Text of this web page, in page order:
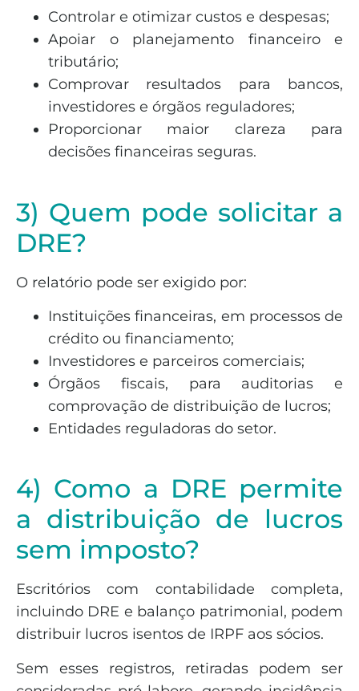
Controlar e otimizar custos e despesas;
Apoiar o planejamento financeiro e
tributário;
Comprovar resultados para bancos,
investidores e órgãos reguladores;
Proporcionar maior clareza para
decisões financeiras seguras.
3) Quem pode solicitar a
DRE?
O relatório pode ser exigido por:
Instituições financeiras, em processos de
crédito ou financiamento;
Investidores e parceiros comerciais;
Órgãos fiscais, para auditorias e
comprovação de distribuição de lucros;
Entidades reguladoras do setor.
4) Como a DRE permite
a distribuição de lucros
sem imposto?
Escritórios com contabilidade completa,
incluindo DRE e balanço patrimonial, podem
distribuir lucros isentos de IRPF aos sócios.
Sem esses registros, retiradas podem ser